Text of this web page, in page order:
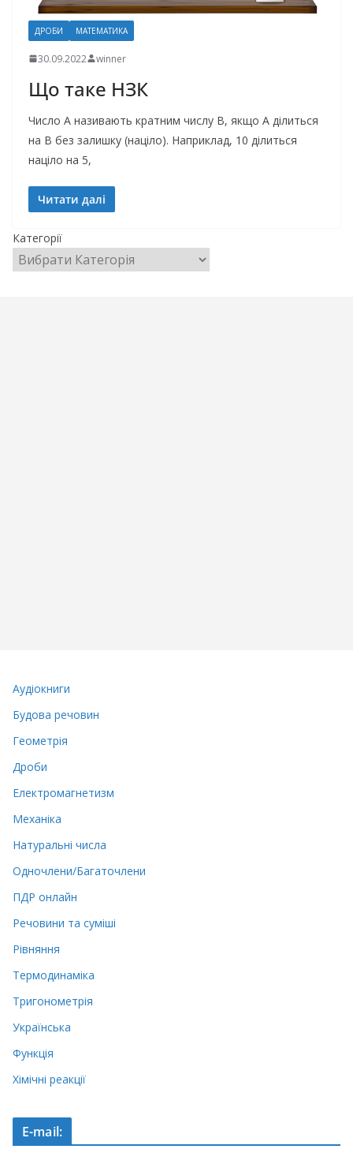
ДРОБИ МАТЕМАТИКА
30.09.2022 winner
Що таке НЗК
Число А називають кратним числу В, якщо А ділиться
на В без залишку (націло). Наприклад, 10 ділиться
націло на 5,
Читати далі
Категорії
Аудіокниги
Будова речовин
Геометрія
Дроби
Електромагнетизм
Механіка
Натуральні числа
Одночлени/Багаточлени
ПДР онлайн
Речовини та суміші
Рівняння
Термодинаміка
Тригонометрія
Українська
Функція
Хімічні реакції
E-mail: